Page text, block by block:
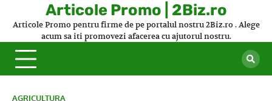
Articole Promo | 2Biz.ro
Articole Promo pentru firme de pe portalul nostru 2Biz.ro . Alege
acum sa iti promovezi afacerea cu ajutorul nostru.
AGRICULTURA